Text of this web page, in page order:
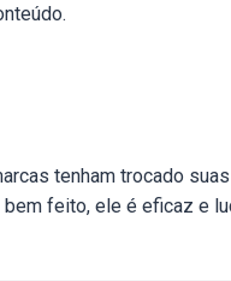
tenham trocado
feito, ele é eficaz e